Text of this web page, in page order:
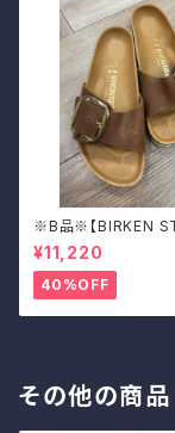
※B品※【BIRKEN
adrid Big Buckle/マ
ビッグバックル 39
¥11,220
40%OFF
その他の商品